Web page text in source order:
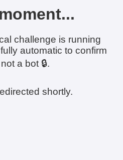
challenge is running
automatic to confirm
a bot 🔒.
shortly.